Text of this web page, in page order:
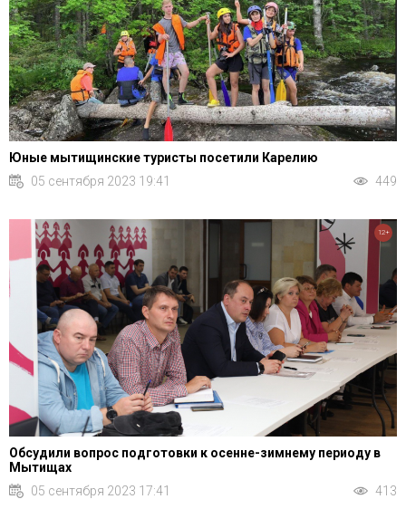
Юные мытищинские туристы посетили Карелию
05 сентября 2023 19:41
449
Обсудили вопрос подготовки к осенне-зимнему периоду в
Мытищах
05 сентября 2023 17:41
413
12+